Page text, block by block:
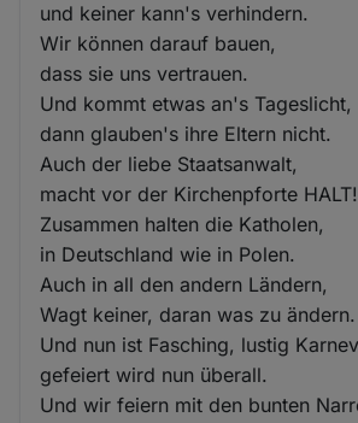
und keiner kann's verhindern.
Wir können darauf bauen,
dass sie uns vertrauen.
Und kommt etwas an's Tageslicht,
dann glauben's ihre Eltern nicht.
Auch der liebe Staatsanwalt,
macht vor der Kirchenpforte HALT!
Zusammen halten die Katholen,
in Deutschland wie in Polen.
Auch in all den andern Ländern,
Wagt keiner, daran was zu ändern.
Und nun ist Fasching, lustig
gefeiert wird nun überall.
Und wir feiern mit den bunten